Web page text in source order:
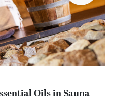
Oils in Sauna